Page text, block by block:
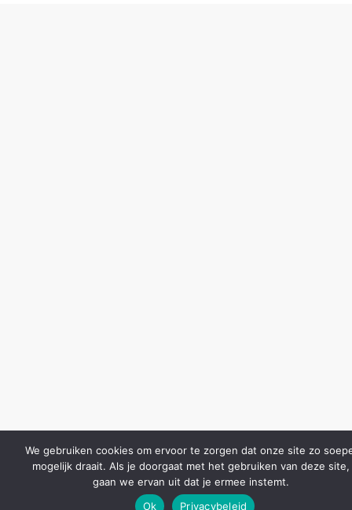
We gebruiken cookies om ervoor te zorgen dat onze site zo
mogelijk draait. Als je doorgaat met het gebruiken van deze site,
gaan we ervan uit dat je ermee instemt.
Ok
Privacybeleid